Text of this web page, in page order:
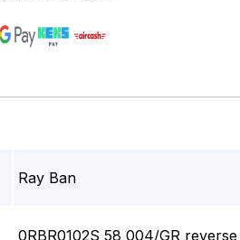
Ray Ban
0RBR0102S 58 004/GR